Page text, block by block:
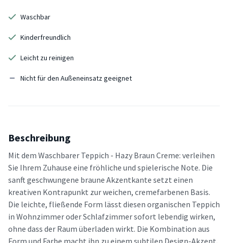
Waschbar
Kinderfreundlich
Leicht zu reinigen
Nicht für den Außeneinsatz geeignet
Beschreibung
Mit dem Waschbarer Teppich - Hazy Braun Creme: verleihen
Sie Ihrem Zuhause eine fröhliche und spielerische Note. Die
sanft geschwungene braune Akzentkante setzt einen
kreativen Kontrapunkt zur weichen, cremefarbenen Basis.
Die leichte, fließende Form lässt diesen organischen Teppich
in Wohnzimmer oder Schlafzimmer sofort lebendig wirken,
ohne dass der Raum überladen wirkt. Die Kombination aus
Form und Farbe macht ihn zu einem subtilen Design-Akzent.